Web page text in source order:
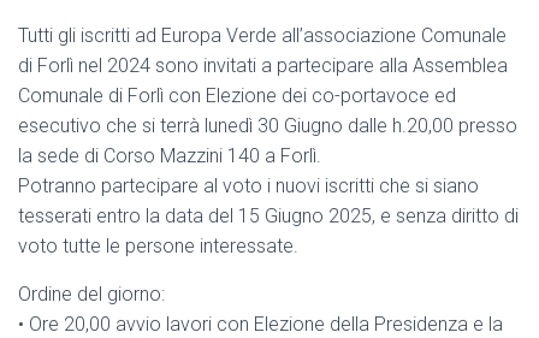
Tutti gli iscritti ad Europa Verde all’associazione Comunale
di Forlì nel 2024 sono invitati a partecipare alla Assemblea
Comunale di Forlì con Elezione dei co-portavoce ed
esecutivo che si terrà lunedì 30 Giugno dalle h.20,00 presso
la sede di Corso Mazzini 140 a Forlì.
Potranno partecipare al voto i nuovi iscritti che si siano
tesserati entro la data del 15 Giugno 2025, e senza diritto di
voto tutte le persone interessate.
Ordine del giorno:
•⁠ ⁠Ore 20,00 avvio lavori con Elezione della Presidenza e la